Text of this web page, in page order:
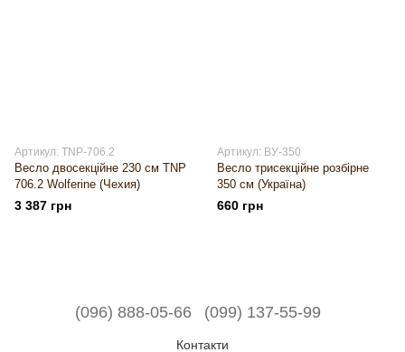
Артикул: TNP-706.2
Весло двосекційне 230 см TNP
706.2 Wolferine (Чехия)
3 387 грн
Артикул: ВУ-350
Весло трисекційне розбірне
350 см (Україна)
660 грн
(096) 888-05-66 (099) 137-55-99
Контакти